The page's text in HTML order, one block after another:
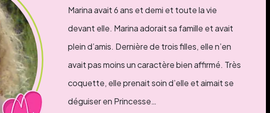
Marina avait 6 ans et demi et toute la vie
devant elle. Marina adorait sa famille et avait
plein d’amis. Dernière de trois filles, elle n’en
avait pas moins un caractère bien affirmé. Très
coquette, elle prenait soin d’elle et aimait se
déguiser en Princesse…